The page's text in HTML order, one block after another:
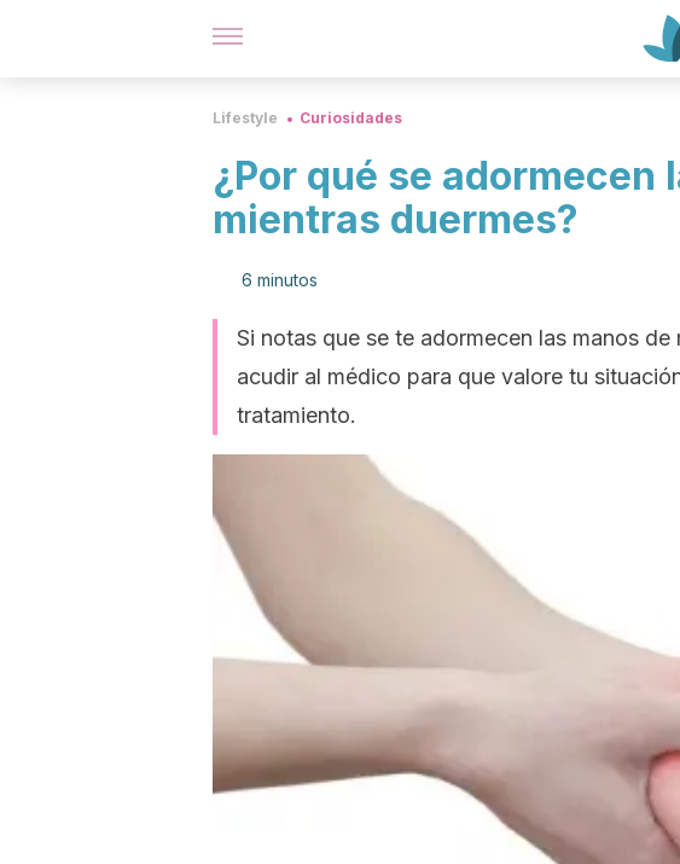
Lifestyle Curiosidades
¿Por qué se adormecen
mientras duermes?
6 minutos
Si notas que se te adormecen las manos
acudir al médico para que valore tu
tratamiento.